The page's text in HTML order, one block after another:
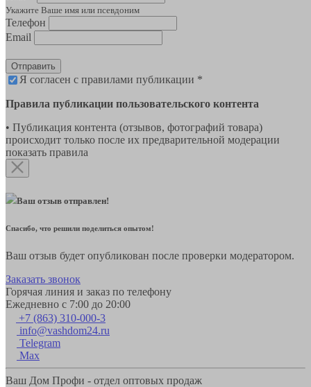
Укажите Ваше имя или псевдоним
Телефон
Email
Отправить
Я согласен с правилами публикации *
Правила публикации пользовательского контента
• Публикация контента (отзывов, фотографий товара)
происходит только после их предварительной модерации
показать правила
Ваш отзыв отправлен!
Спасибо, что решили поделиться опытом!
Ваш отзыв будет опубликован после проверки модератором.
Заказать звонок
Горячая линия и заказ по телефону
Ежедневно с 7:00 до 20:00
+7 (863) 310-000-3
info@vashdom24.ru
Telegram
Max
Ваш Дом Профи - отдел оптовых продаж